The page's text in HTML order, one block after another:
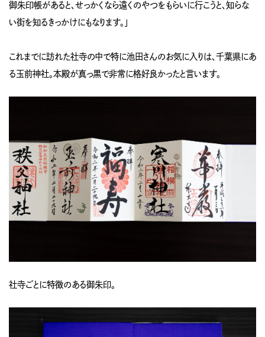
御朱印帳があると、せっかくなら遠くのやつをもらいに行こうと、知らな
い街を知るきっかけにもなります。」
これまでに訪れた社寺の中で特に池田さんのお気に入りは、千葉県にあ
る玉前神社。本殿が真っ黒で非常に格好良かったと言います。
社寺ごとに特徴のある御朱印。